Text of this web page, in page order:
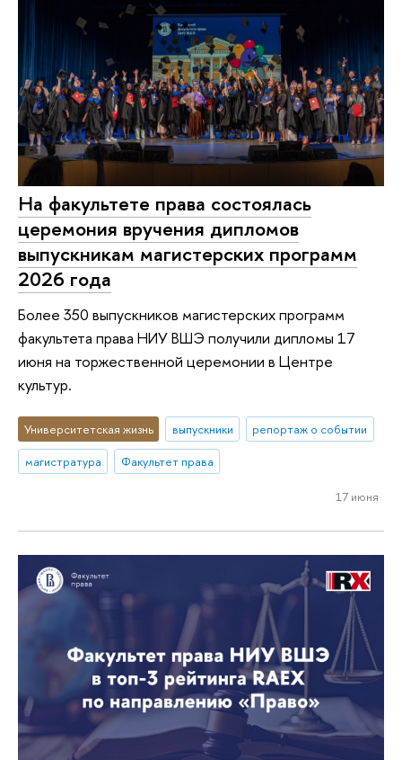
На факультете права состоялась
церемония вручения дипломов
выпускникам магистерских программ
2026 года
Более 350 выпускников магистерских программ
факультета права НИУ ВШЭ получили дипломы 17
июня на торжественной церемонии в Центре
культур.
Университетская жизнь выпускники
репортаж о событии
магистратура
Факультет права
17 июня